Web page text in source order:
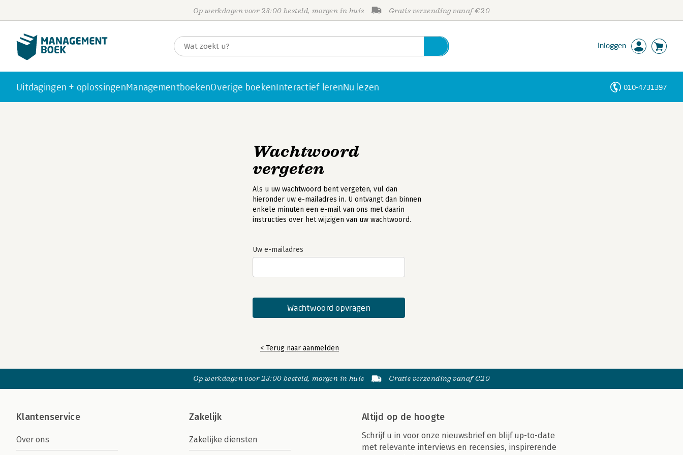
Op werkdagen voor 23:00 besteld, morgen in huis Gratis verzending vanaf €20
Inloggen
Uitdagingen + oplossingenManagementboekenOverige boekenInteractief lerenNu lezen 010-4731397
Wachtwoord
vergeten
Als u uw wachtwoord bent vergeten, vul dan
hieronder uw e-mailadres in. U ontvangt dan binnen
enkele minuten een e-mail van ons met daarin
instructies over het wijzigen van uw wachtwoord.
Uw e-mailadres
< Terug naar aanmelden
Op werkdagen voor 23:00 besteld, morgen in huis Gratis verzending vanaf €20
Klantenservice
Over ons
Zakelijk
Zakelijke diensten
Altijd op de hoogte
Schrijf u in voor onze nieuwsbrief en blijf up-to-date
met relevante interviews en recensies, inspirerende
Personen